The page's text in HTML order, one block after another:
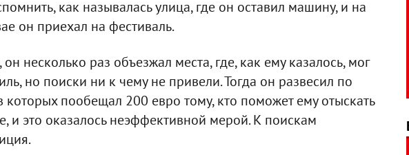
как называлась улица, где он оставил машину, и на
он приехал на фестиваль.
несколько раз объезжал места, где, как ему казалось, мог
но поиски ни к чему не привели. Тогда он развесил по
которых пообещал 200 евро тому, кто поможет ему отыскать
и это оказалось неэффективной мерой. К поискам